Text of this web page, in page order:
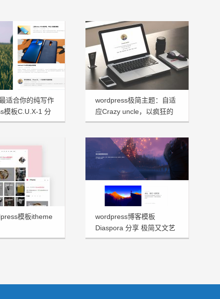
适合你的纯写作
模板C.U.X-1 分
wordpress极简主题：自适
应Crazy uncle，以疯狂的
大叔命名！
模板itheme
wordpress博客模板
Diaspora 分享 极简又文艺
十足